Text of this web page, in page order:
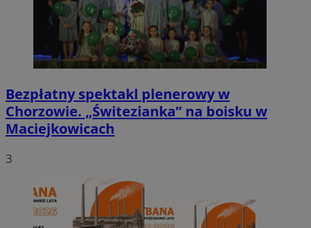
Bezpłatny spektakl plenerowy w
Chorzowie. „Świtezianka” na boisku w
Maciejkowicach
3